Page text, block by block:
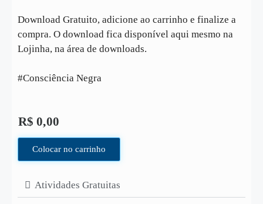
Download Gratuito, adicione ao carrinho e finalize a
compra. O download fica disponível aqui mesmo na
Lojinha, na área de downloads.
#Consciência Negra
R$ 0,00
Colocar no carrinho
Atividades Gratuitas